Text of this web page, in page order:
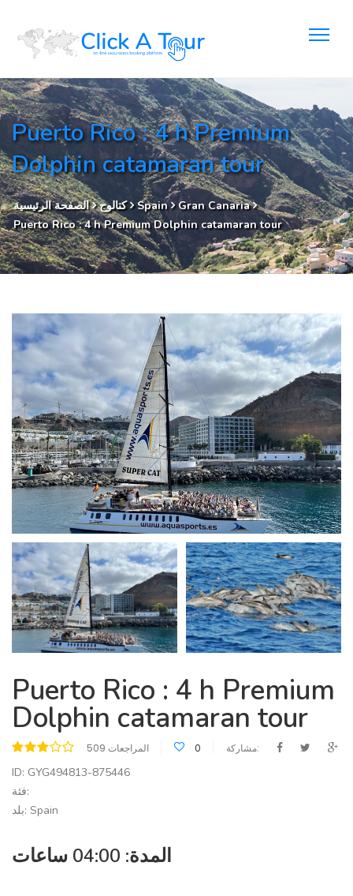
Puerto Rico : 4 h Premium
Dolphin catamaran tour
الصفحة الرئيسية كتالوج Spain
Gran Canaria
Puerto Rico : 4 h Premium Dolphin catamaran tour
Puerto Rico : 4 h Premium
Dolphin catamaran tour
509 المراجعات 0 مشاركة:
ID: GYG494813-875446
فئة:
بلد: Spain
المدة: 04:00 ساعات